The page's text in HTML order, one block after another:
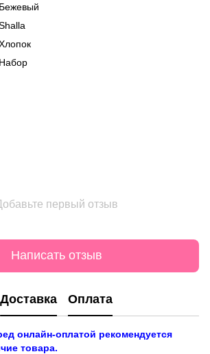
Бежевый
Набор
первый отзыв
Написать отзыв
Доставка Оплата
онлайн-оплатой рекомендуется
товара.